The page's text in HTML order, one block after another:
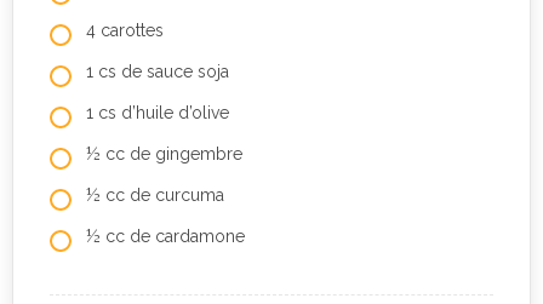
4 carottes
1 cs de sauce soja
1 cs d’huile d’olive
½ cc de gingembre
½ cc de curcuma
½ cc de cardamone